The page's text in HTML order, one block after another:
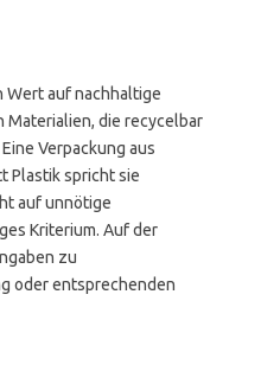
auf nachhaltige
Materialien, die recycelbar
Verpackung aus
Plastik spricht sie
auf unnötige
Kriterium. Auf der
zu
oder entsprechenden